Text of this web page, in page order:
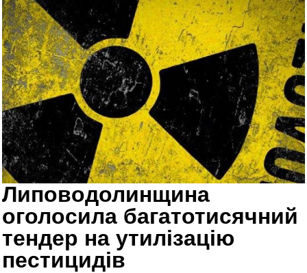
Липоводолинщина
оголосила багатотисячний
тендер на утилізацію
пестицидів